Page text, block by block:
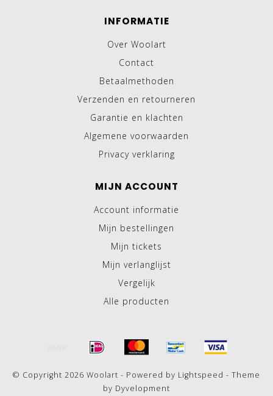
INFORMATIE
Over Woolart
Contact
Betaalmethoden
Verzenden en retourneren
Garantie en klachten
Algemene voorwaarden
Privacy verklaring
MIJN ACCOUNT
Account informatie
Mijn bestellingen
Mijn tickets
Mijn verlanglijst
Vergelijk
Alle producten
© Copyright 2026 Woolart - Powered by Lightspeed - Theme
by Dyvelopment